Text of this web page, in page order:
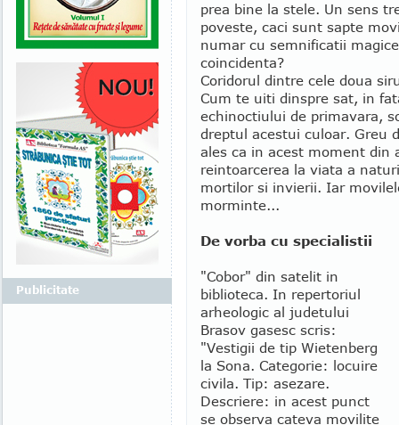
prea bine la stele. Un sens
poveste, caci sunt sapte
numar cu semnificatii
coincidenta?
Coridorul dintre cele doua
Cum te uiti dinspre sat, in
echinoctiului de primavara,
dreptul acestui culoar. Greu
ales ca in acest moment din
reintoarcerea la viata a
mortilor si invierii. Iar
morminte...
De vorba cu specialistii
"Cobor" din satelit in
biblioteca. In repertoriul
arheologic al judetului
Brasov gasesc scris:
"Vestigii de tip Wietenberg
la Sona. Categorie: locuire
civila. Tip: asezare.
Descriere: in acest punct
se observa cateva movilite
Publicitate